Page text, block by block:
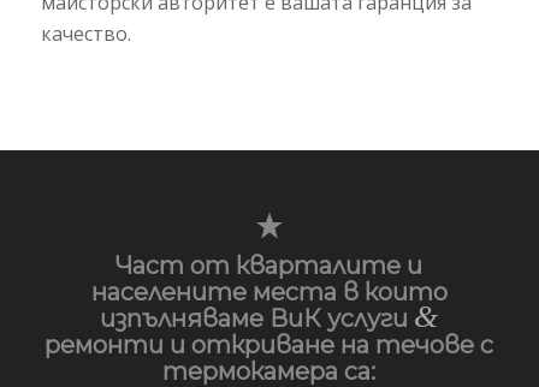
качество.
Част от кварталите и
населените места в които
изпълняваме ВиК услуги &
ремонти и откриване на течове с
термокамера са: